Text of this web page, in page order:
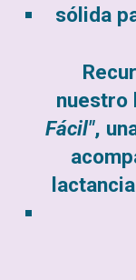
sólida
nuestro
Fácil",